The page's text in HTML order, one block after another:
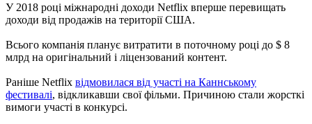
У 2018 році міжнародні доходи Netflix вперше перевищать
доходи від продажів на території США.
Всього компанія планує витратити в поточному році до $ 8
млрд на оригінальний і ліцензований контент.
Раніше Netflix відмовилася від участі на Каннському
фестивалі, відкликавши свої фільми. Причиною стали жорсткі
вимоги участі в конкурсі.